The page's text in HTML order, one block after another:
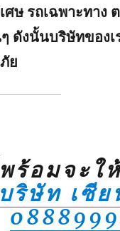
ษ รถเฉพาะทา
งนั้นบริษัทของเ
ย
ร้อมจะใ
บริษัท เซี